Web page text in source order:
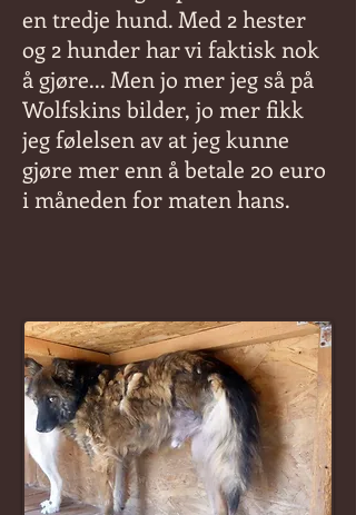
en tredje hund. Med 2 hester
og 2 hunder har vi faktisk nok
å gjøre... Men jo mer jeg så på
Wolfskins bilder, jo mer fikk
jeg følelsen av at jeg kunne
gjøre mer enn å betale 20 euro
i måneden for maten hans.